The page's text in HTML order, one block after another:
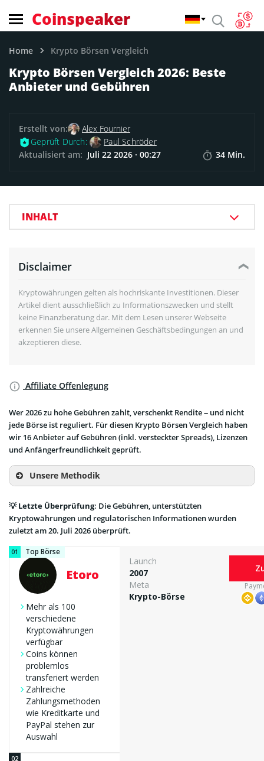
Coinspeaker
Home Krypto Börsen Vergleich
Krypto Börsen Vergleich 2026: Beste
Anbieter und Gebühren
Erstellt von:
Alex Fournier
Geprüft Durch:
Paul Schröder
Aktualisiert am: Juli 22 2026 · 00:27 34 Min.
INHALT
Wer 2026 zu hohe Gebühren zahlt, verschenkt Rendite – und nicht
jede Börse ist reguliert. Für diesen Krypto Börsen Vergleich haben
wir 16 Anbieter auf Gebühren (inkl. versteckter Spreads), Lizenzen
und Anfängerfreundlichkeit geprüft.
Unsere Methodik
Sicherheit & Regulierung
Gebühren
Handelsangebot
Benutzerfreundlichkeit
💡Letzte Überprüfung: Die Gebühren, unterstützten
Kryptowährungen und regulatorischen Informationen wurden
zuletzt am 20. Juli 2026 überprüft.
Top Börse
Etoro
Mehr als 100
verschiedene
Kryptowährungen
verfügbar
Coins können
problemlos
transferiert werden
Zahlreiche
Zahlungsmethoden
wie Kreditkarte und
PayPal stehen zur
Auswahl
Launch
2007
Meta
Krypto-Börse
Disclaimer
Kryptowährungen gelten als hochriskante Investitionen. Dieser
Artikel dient ausschließlich zu Informationszwecken und stellt
keine Finanzberatung dar. Mit dem Lesen unserer Webseite
erkennen Sie unsere Allgemeinen Geschäftsbedingungen an und
akzeptieren diese.
Affiliate Offenlegung